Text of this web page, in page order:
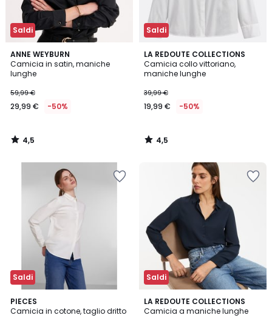
Saldi
ANNE WEYBURN
Camicia in satin, maniche
lunghe
59,99 €
29,99 € -50%
4,5
/ 5
4,5
/
Saldi
LA REDOUTE COLLECTIONS
Camicia collo vittoriano,
maniche lunghe
39,99 €
19,99 € -50%
4,5
/ 5
4,5
/
Saldi
PIECES
Camicia in cotone, taglio dritto
4,6
/ 5
Saldi
LA REDOUTE COLLECTIONS
Camicia a maniche lunghe
4,4
/ 5
3
Colori